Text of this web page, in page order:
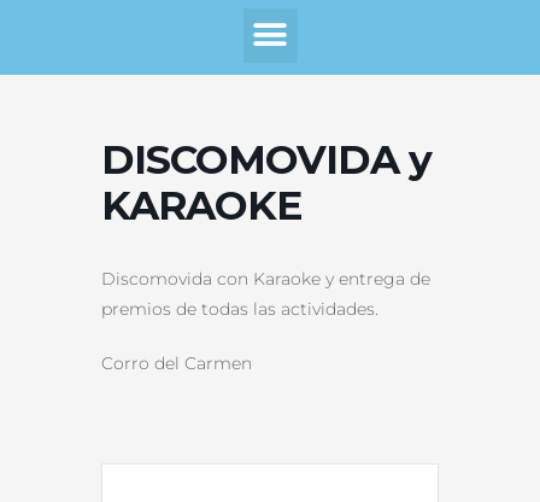
Menú
DISCOMOVIDA y
KARAOKE
Discomovida con Karaoke y entrega de
premios de todas las actividades.
Corro del Carmen